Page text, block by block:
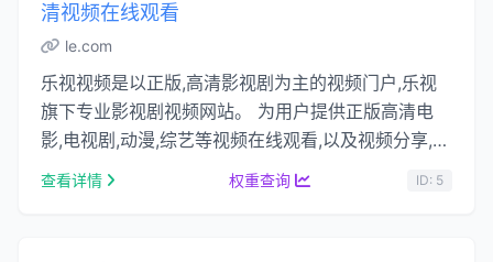
清视频在线观看
le.com
乐视视频是以正版,高清影视剧为主的视频门户,乐视
旗下专业影视剧视频网站。 为用户提供正版高清电
影,电视剧,动漫,综艺等视频在线观看,以及视频分享,视
频搜索等服务。...
查看详情 权重查询 ID: 5